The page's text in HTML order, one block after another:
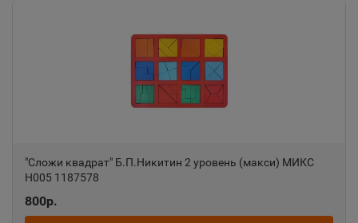
"Сложи квадрат" Б.П.Никитин 2 уровень (макси) МИКС
Н005 1187578
800р.